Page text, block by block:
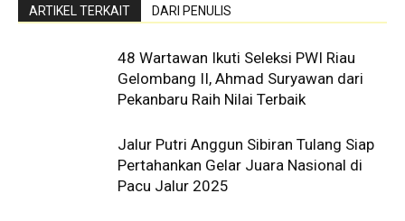
ARTIKEL TERKAIT DARI PENULIS
48 Wartawan Ikuti Seleksi PWI Riau
Gelombang II, Ahmad Suryawan dari
Pekanbaru Raih Nilai Terbaik
Jalur Putri Anggun Sibiran Tulang Siap
Pertahankan Gelar Juara Nasional di
Pacu Jalur 2025